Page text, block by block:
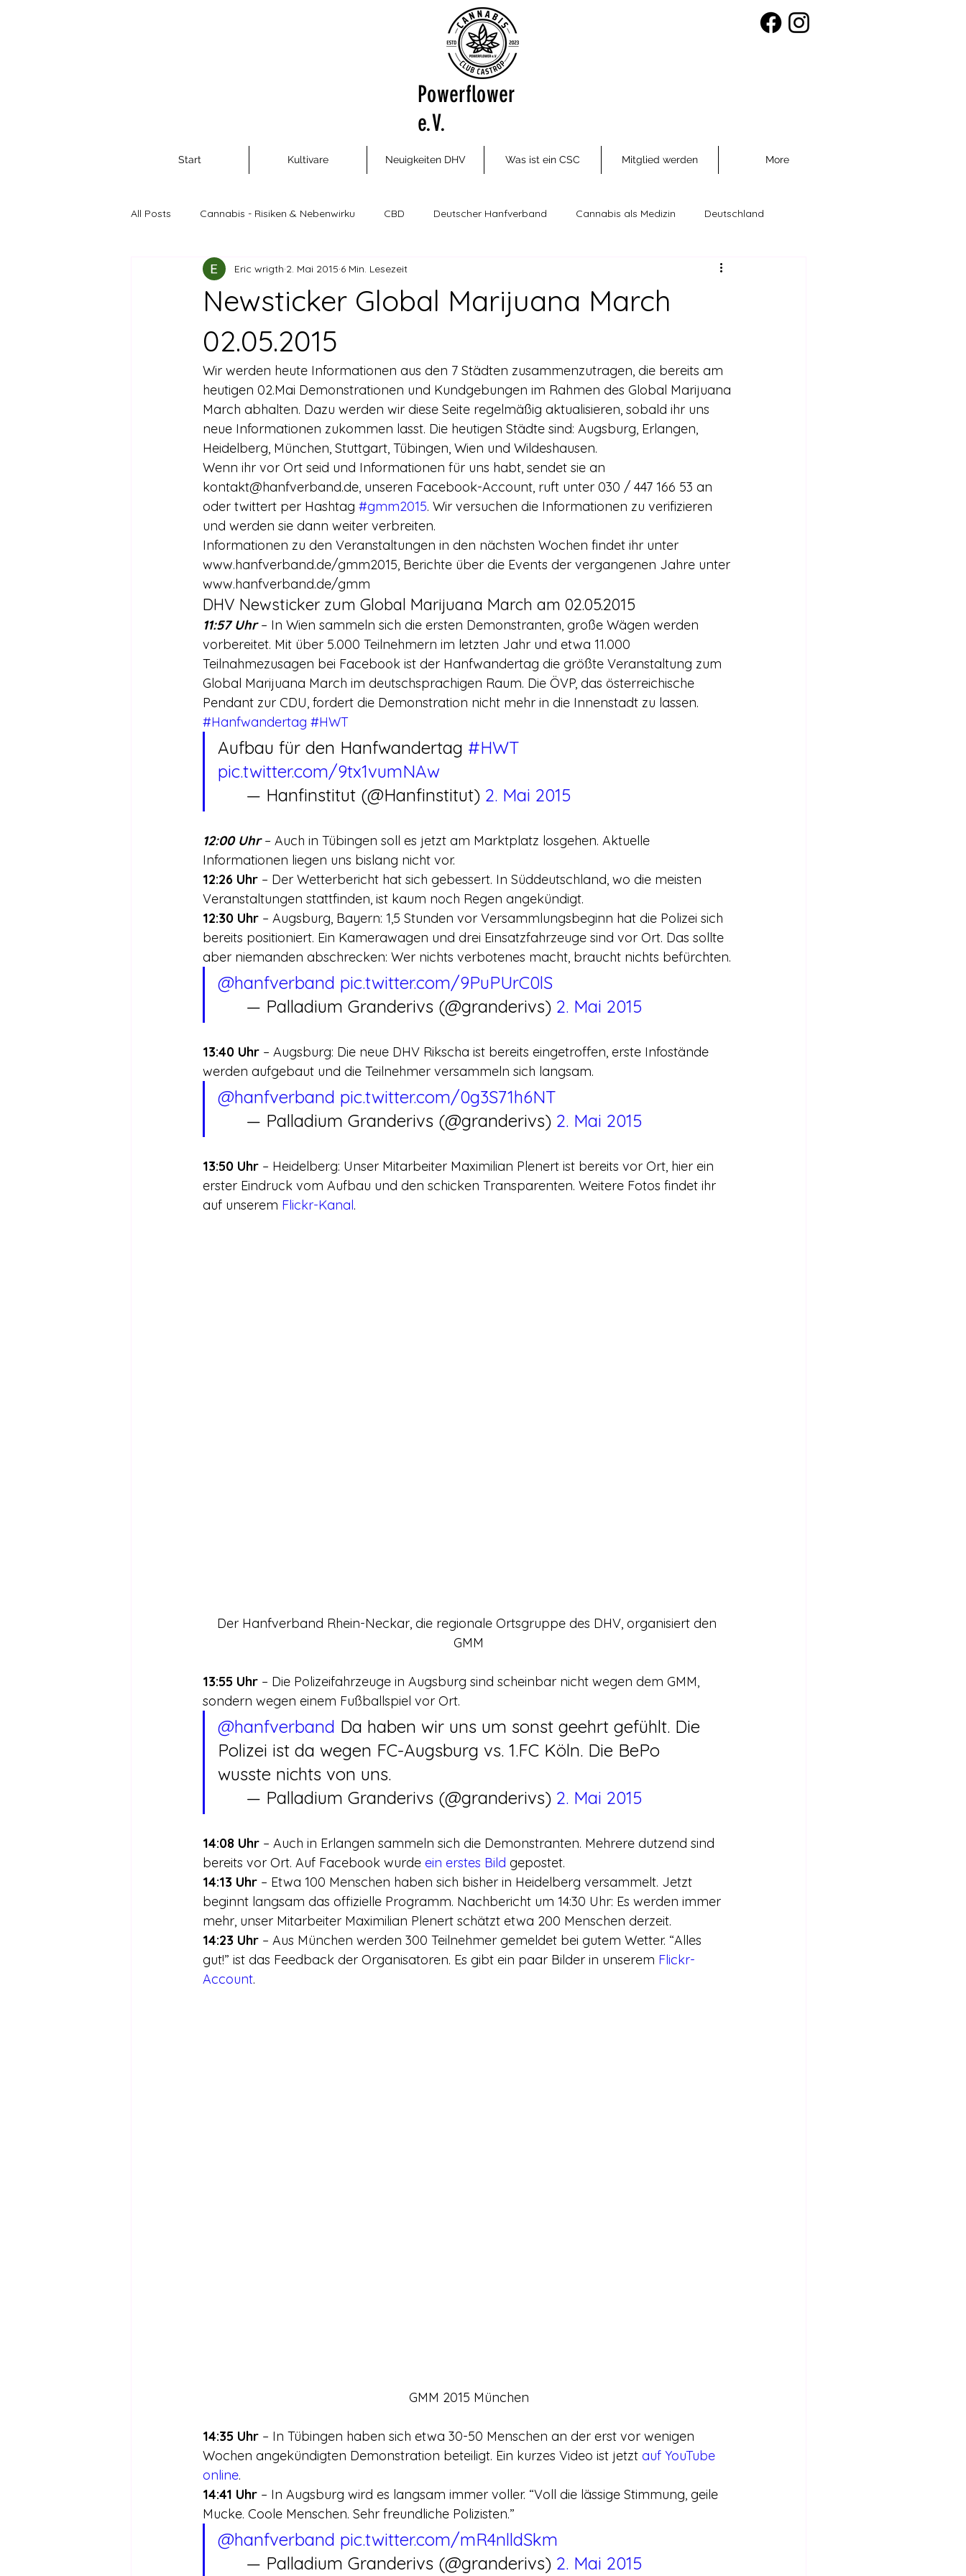
Powerflower
e.V.
Start Kultivare Neuigkeiten DHV Was ist ein CSC Mitglied werden More
All Posts Cannabis - Risiken & Nebenwirku CBD Deutscher Hanfverband Cannabis als Medizin Deutschland
Cannabis als Rohstoff und Nahrungsm Cannabis Social Clubs
Legalisierte Länder Hanfszene Mitmachen! Meinungsumfragen Repression Stimmen für die Legalisierung
Recht & Urteile Schäden durch Prohibition Panorama & Merkwürdiges Veranstaltungsbericht
Stimmen gegen die Legalisierung Streckmittel Wirtschaft Test Wissenschaft
Wissenschaft zu Drogenpolitik und a
Newsticker Global Marijuana March
02.05.2015
Eric wrigth 2. Mai 2015 6 Min. Lesezeit
Wir werden heute Informationen aus den 7 Städten zusammenzutragen, die bereits am
heutigen 02.Mai Demonstrationen und Kundgebungen im Rahmen des Global Marijuana
March abhalten. Dazu werden wir diese Seite regelmäßig aktualisieren, sobald ihr uns
neue Informationen zukommen lasst. Die heutigen Städte sind: Augsburg, Erlangen,
Heidelberg, München, Stuttgart, Tübingen, Wien und Wildeshausen.
Wenn ihr vor Ort seid und Informationen für uns habt, sendet sie an
kontakt@hanfverband.de, unseren Facebook-Account, ruft unter 030 / 447 166 53 an
oder twittert per Hashtag #gmm2015. Wir versuchen die Informationen zu verifizieren
und werden sie dann weiter verbreiten.
Informationen zu den Veranstaltungen in den nächsten Wochen findet ihr unter
www.hanfverband.de/gmm2015, Berichte über die Events der vergangenen Jahre unter
www.hanfverband.de/gmm
DHV Newsticker zum Global Marijuana March am 02.05.2015
11:57 Uhr – In Wien sammeln sich die ersten Demonstranten, große Wägen werden
vorbereitet. Mit über 5.000 Teilnehmern im letzten Jahr und etwa 11.000
Teilnahmezusagen bei Facebook ist der Hanfwandertag die größte Veranstaltung zum
Global Marijuana March im deutschsprachigen Raum. Die ÖVP, das österreichische
Pendant zur CDU, fordert die Demonstration nicht mehr in die Innenstadt zu lassen.
#Hanfwandertag #HWT
Aufbau für den Hanfwandertag #HWT
pic.twitter.com/9tx1vumNAw
	— Hanfinstitut (@Hanfinstitut)
2. Mai 2015
12:00 Uhr – Auch in Tübingen soll es jetzt am Marktplatz losgehen. Aktuelle
Informationen liegen uns bislang nicht vor.
12:26 Uhr – Der Wetterbericht hat sich gebessert. In Süddeutschland, wo die meisten
Veranstaltungen stattfinden, ist kaum noch Regen angekündigt.
12:30 Uhr – Augsburg, Bayern: 1,5 Stunden vor Versammlungsbeginn hat die Polizei sich
bereits positioniert. Ein Kamerawagen und drei Einsatzfahrzeuge sind vor Ort. Das sollte
aber niemanden abschrecken: Wer nichts verbotenes macht, braucht nichts befürchten.
@hanfverband pic.twitter.com/9PuPUrC0lS
	— Palladium Granderivs (@granderivs)
2. Mai 2015
13:40 Uhr – Augsburg: Die neue DHV Rikscha ist bereits eingetroffen, erste Infostände
werden aufgebaut und die Teilnehmer versammeln sich langsam.
@hanfverband pic.twitter.com/0g3S71h6NT
	— Palladium Granderivs (@granderivs)
2. Mai 2015
13:50 Uhr – Heidelberg: Unser Mitarbeiter Maximilian Plenert ist bereits vor Ort, hier ein
erster Eindruck vom Aufbau und den schicken Transparenten. Weitere Fotos findet ihr
auf unserem Flickr-Kanal.
Der Hanfverband Rhein-Neckar, die regionale Ortsgruppe des DHV, organisiert den
GMM
13:55 Uhr – Die Polizeifahrzeuge in Augsburg sind scheinbar nicht wegen dem GMM,
sondern wegen einem Fußballspiel vor Ort.
@hanfverband Da haben wir uns um sonst geehrt gefühlt. Die
Polizei ist da wegen FC-Augsburg vs. 1.FC Köln. Die BePo
wusste nichts von uns.
	— Palladium Granderivs (@granderivs)
2. Mai 2015
14:08 Uhr – Auch in Erlangen sammeln sich die Demonstranten. Mehrere dutzend sind
bereits vor Ort. Auf Facebook wurde ein erstes Bild gepostet.
14:13 Uhr – Etwa 100 Menschen haben sich bisher in Heidelberg versammelt. Jetzt
beginnt langsam das offizielle Programm. Nachbericht um 14:30 Uhr: Es werden immer
mehr, unser Mitarbeiter Maximilian Plenert schätzt etwa 200 Menschen derzeit.
14:23 Uhr – Aus München werden 300 Teilnehmer gemeldet bei gutem Wetter. “Alles
gut!” ist das Feedback der Organisatoren. Es gibt ein paar Bilder in unserem Flickr-
Account.
GMM 2015 München
14:35 Uhr – In Tübingen haben sich etwa 30-50 Menschen an der erst vor wenigen
Wochen angekündigten Demonstration beteiligt. Ein kurzes Video ist jetzt auf YouTube
online.
14:41 Uhr – In Augsburg wird es langsam immer voller. “Voll die lässige Stimmung, geile
Mucke. Coole Menschen. Sehr freundliche Polizisten.”
@hanfverband pic.twitter.com/mR4nlldSkm
	— Palladium Granderivs (@granderivs)
2. Mai 2015